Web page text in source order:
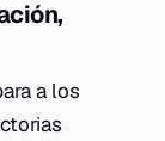
a los